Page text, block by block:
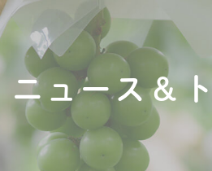
ニュース＆